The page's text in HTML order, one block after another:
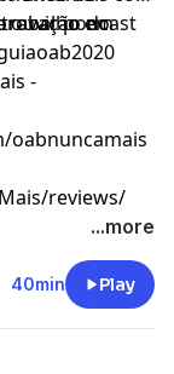
em
ouvir podcast
no
-
oabnuncamais
reviews/
...more
40min Play